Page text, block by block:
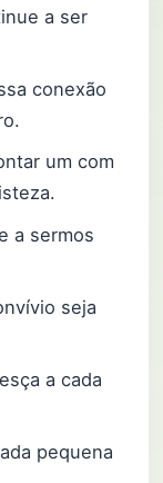
a ser
conexão
um com
a sermos
seja
a cada
pequena